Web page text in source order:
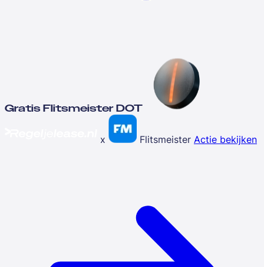
Gratis Flitsmeister DOT
x Flitsmeister Actie bekijken